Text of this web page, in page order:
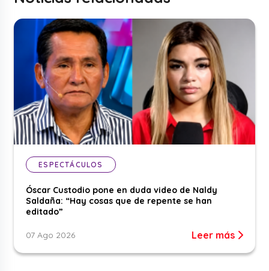
ESPECTÁCULOS
Óscar Custodio pone en duda video de Naldy
Saldaña: “Hay cosas que de repente se han
editado”
07 Ago 2026 Leer más